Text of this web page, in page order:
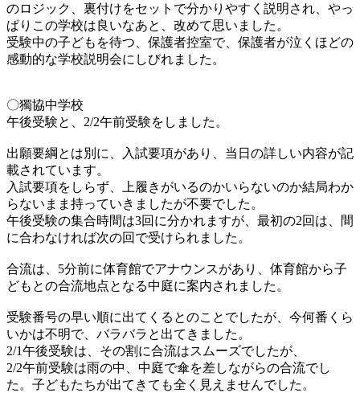
のロジック、裏付けをセットで分かりやすく説明され、やっ
ぱりこの学校は良いなあと、改めて思いました。
受験中の子どもを待つ、保護者控室で、保護者が泣くほどの
感動的な学校説明会にしびれました。
〇獨協中学校
午後受験と、2/2午前受験をしました。
出願要綱とは別に、入試要項があり、当日の詳しい内容が記
載されています。
入試要項をしらず、上履きがいるのかいらないのか結局わか
らないまま持っていきましたが不要でした。
午後受験の集合時間は3回に分かれますが、最初の2回は、間
に合わなければ次の回で受けられました。
合流は、5分前に体育館でアナウンスがあり、体育館から子
どもとの合流地点となる中庭に案内されました。
受験番号の早い順に出てくるとのことでしたが、今何番くら
いかは不明で、バラバラと出てきました。
2/1午後受験は、その割に合流はスムーズでしたが、
2/2午前受験は雨の中、中庭で傘を差しながらの合流でし
た。子どもたちが出てきても全く見えませんでした。